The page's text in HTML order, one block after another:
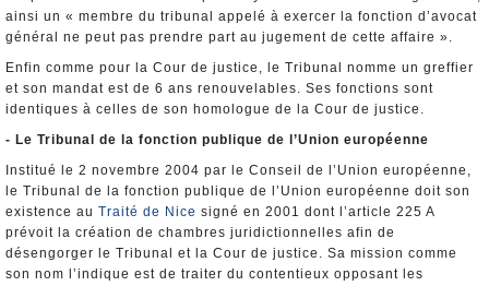
ainsi un « membre du tribunal appelé à exercer la fonction d’avocat
général ne peut pas prendre part au jugement de cette affaire ».
Enfin comme pour la Cour de justice, le Tribunal nomme un greffier
et son mandat est de 6 ans renouvelables. Ses fonctions sont
identiques à celles de son homologue de la Cour de justice.
- Le Tribunal de la fonction publique de l’Union européenne
Institué le 2 novembre 2004 par le Conseil de l’Union européenne,
le Tribunal de la fonction publique de l’Union européenne doit son
existence au Traité de Nice signé en 2001 dont l’article 225 A
prévoit la création de chambres juridictionnelles afin de
désengorger le Tribunal et la Cour de justice. Sa mission comme
son nom l’indique est de traiter du contentieux opposant les